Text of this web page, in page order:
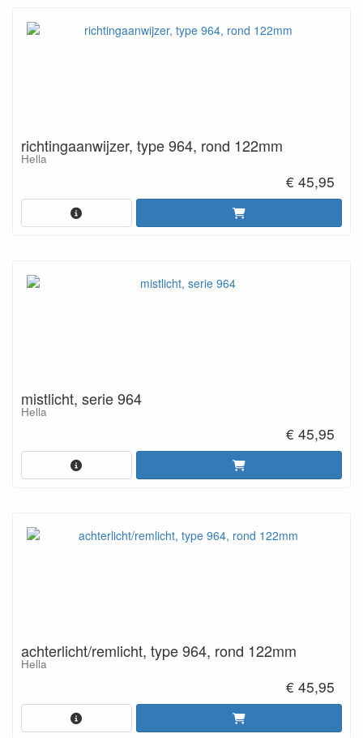
richtingaanwijzer, type 964, rond 122mm
Hella
€ 45,95
mistlicht, serie 964
Hella
€ 45,95
achterlicht/remlicht, type 964, rond 122mm
Hella
€ 45,95